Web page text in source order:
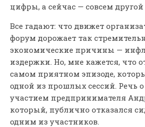
цифры, а сейчас — совсем другой
Все гадают: что движет
форум дорожает так
экономические причины —
издержки. Но, мне кажется, что
самом приятном эпизоде,
одной из прошлых сессий. Речь о
участием предпринимателя
который, публично отказался
одним из участников.